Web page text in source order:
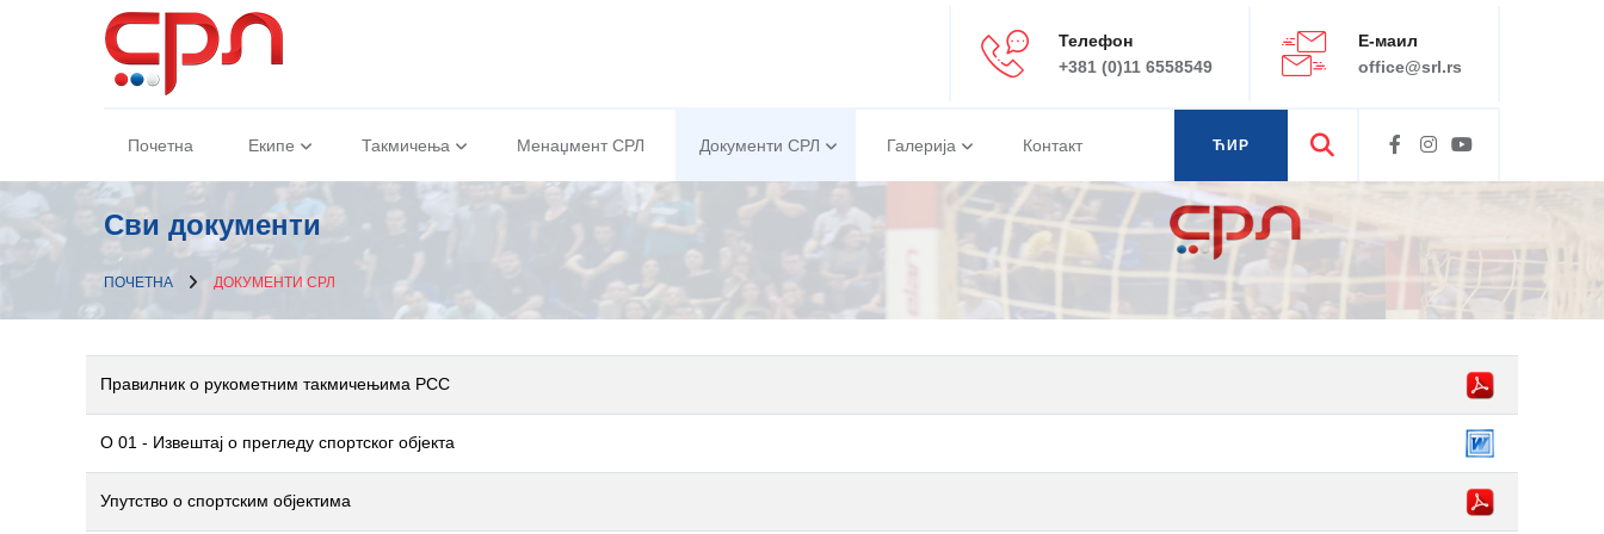
Телефон
+381 (0)11 6558549
Е-маил
office@srl.rs
Почетна Екипе Такмичења Менаџмент СРЛ Документи СРЛ Галерија Контакт
ЋИР
Сви документи
ПОЧЕТНА ДОКУМЕНТИ СРЛ
Правилник о рукометним такмичењима РСС
О 01 - Извештај о прегледу спортског објекта
Упутство о спортским објектима